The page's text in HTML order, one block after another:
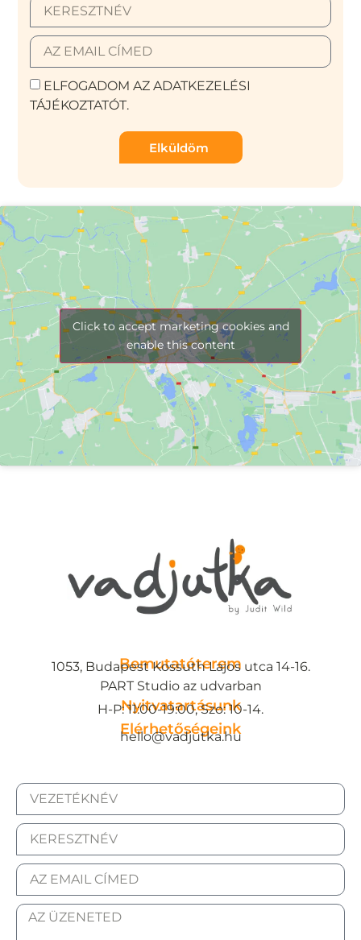
ELFOGADOM AZ ADATKEZELÉSI
TÁJÉKOZTATÓT.
Elküldöm
Click to accept marketing cookies and
enable this content
Bemutatóterem
1053, Budapest Kossuth Lajos utca 14-16.
PART Studio az udvarban
Nyitvatartásunk
H-P: 11:00-19:00, Szo: 10-14.
Elérhetőségeink
hello@vadjutka.hu